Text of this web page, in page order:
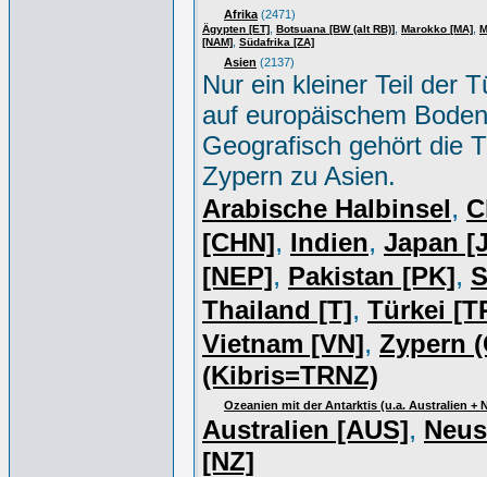
Afrika (2471)
Ägypten [ET] Botsuana [BW (alt RB)] Marokko [MA]
[NAM] Südafrika [ZA]
Asien (2137)
Nur ein kleiner Teil der
auf europäischem
Geografisch gehört die
Zypern zu Asien.
Arabische Halbinsel,
[CHN], Indien, Japan
[NEP], Pakistan [PK],
Thailand [T], Türkei
Vietnam [VN], Zypern
(Kibris=TRNZ)
Ozeanien mit der Antarktis (u.a. Australien +
Australien [AUS],
[NZ]